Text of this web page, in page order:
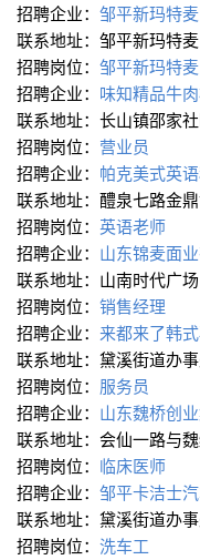
招聘企业： 邹平新玛特
联系地址：邹平新玛特
招聘岗位： 邹平新玛特
招聘企业： 味知精品牛
联系地址：长山镇邵家
招聘岗位： 营业员
招聘企业： 帕克美式英
联系地址：醴泉七路金
招聘岗位： 英语老师
招聘企业： 山东锦麦面
联系地址：山南时代广场
招聘岗位： 销售经理
招聘企业： 来都来了韩
联系地址：黛溪街道办
招聘岗位： 服务员
招聘企业： 山东魏桥创
联系地址：会仙一路与
招聘岗位： 临床医师
招聘企业： 邹平卡洁士
联系地址：黛溪街道办
招聘岗位： 洗车工